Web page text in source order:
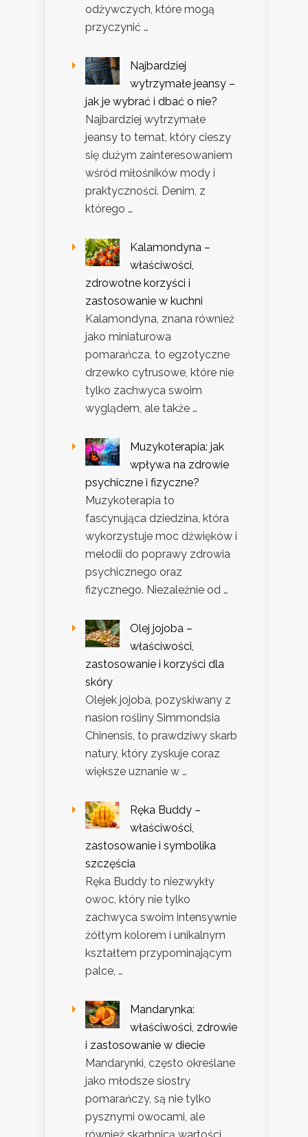
odżywczych, które mogą
przyczynić …
Najbardziej
wytrzymałe jeansy –
jak je wybrać i dbać o nie?
Najbardziej wytrzymałe
jeansy to temat, który cieszy
się dużym zainteresowaniem
wśród miłośników mody i
praktyczności. Denim, z
którego …
Kalamondyna –
właściwości,
zdrowotne korzyści i
zastosowanie w kuchni
Kalamondyna, znana również
jako miniaturowa
pomarańcza, to egzotyczne
drzewko cytrusowe, które nie
tylko zachwyca swoim
wyglądem, ale także …
Muzykoterapia: jak
wpływa na zdrowie
psychiczne i fizyczne?
Muzykoterapia to
fascynująca dziedzina, która
wykorzystuje moc dźwięków i
melodii do poprawy zdrowia
psychicznego oraz
fizycznego. Niezależnie od …
Olej jojoba –
właściwości,
zastosowanie i korzyści dla
skóry
Olejek jojoba, pozyskiwany z
nasion rośliny Simmondsia
Chinensis, to prawdziwy skarb
natury, który zyskuje coraz
większe uznanie w …
Ręka Buddy –
właściwości,
zastosowanie i symbolika
szczęścia
Ręka Buddy to niezwykły
owoc, który nie tylko
zachwyca swoim intensywnie
żółtym kolorem i unikalnym
kształtem przypominającym
palce, …
Mandarynka:
właściwości, zdrowie
i zastosowanie w diecie
Mandarynki, często określane
jako młodsze siostry
pomarańczy, są nie tylko
pysznymi owocami, ale